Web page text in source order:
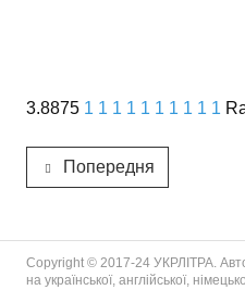
3.8875 1 1 1 1 1 1 1 1 1 1
Попередня
Copyright © 2017-24 УКРЛІТРА.
на української, англійської,